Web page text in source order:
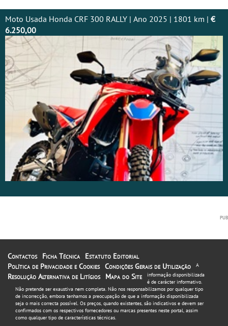
Moto Usada Honda CRF 300 RALLY | Ano 2025 | 1801 km | €
6.250,00
Contactos Ficha Técnica
Estatuto Editorial
Política de Privacidade e Cookies Condições Gerais de Utilização
Resolução Alternativa de Litígios
Mapa do Site
A
informação disponibilizada
é de carácter informativo.
Não pretende ser exaustiva nem completa. Não nos responsabilizamos por qualquer tipo
de incorrecção, embora tenhamos a preocupação de que a informação disponibilizada
seja o mais correcta possível. Os preços, quando existentes, são indicativos e devem ser
confirmados com os respectivos fornecedores ou marcas presentes neste portal, assim
como qualquer tipo de características técnicas.